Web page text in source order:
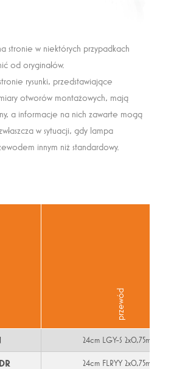
stronie w niektórych przypadkach
od oryginałów.
rysunki, przedstawiające
otworów montażowych, mają
a informacje na nich zawarte mogą
w sytuacji, gdy lampa
innym niż standardowy.
przewód
24cm LGY-S 2x0,75mm
24cm FLRYY 2x0,75mm